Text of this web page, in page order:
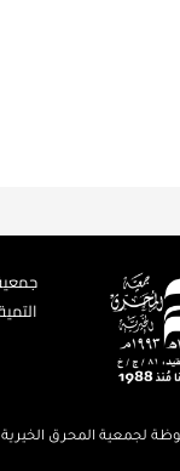
لجمعية المحرق الخيرية ©